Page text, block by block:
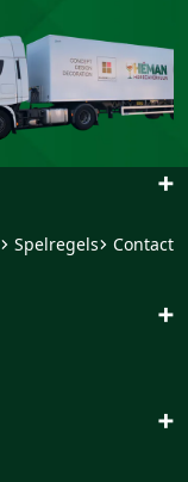
+
Spelregels Contact
+
+